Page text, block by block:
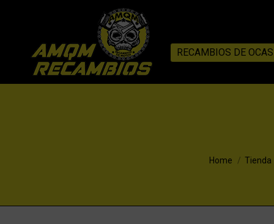
RECAMBIOS DE
You are here:
Home Tienda